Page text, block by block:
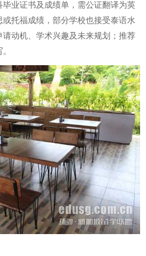
业证书及成绩单，需公证翻译为英
托福成绩，部分学校也接受泰语水
动机、学术兴趣及未来规划；推荐